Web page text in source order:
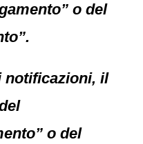
o del
notificazioni, il
o del